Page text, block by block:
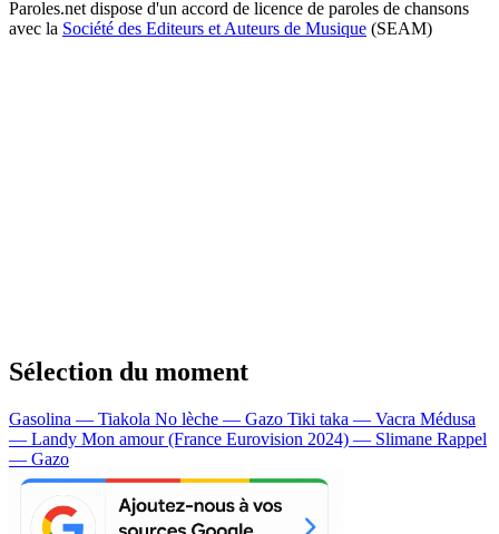
Paroles.net dispose d'un accord de licence de paroles de chansons
avec la Société des Editeurs et Auteurs de Musique (SEAM)
Sélection du moment
Gasolina — Tiakola No lèche — Gazo Tiki taka — Vacra Médusa
— Landy Mon amour (France Eurovision 2024) — Slimane Rappel
— Gazo